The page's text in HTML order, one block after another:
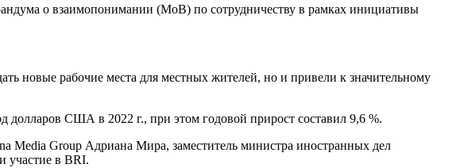
о взаимопонимании (МоВ) по сотрудничеству в рамках инициативы
новые рабочие места для местных жителей, но и привели к значительному
США в 2022 г., при этом годовой прирост составил 9,6 %.
Media Group Адриана Мира, заместитель министра иностранных дел
участие в BRI.